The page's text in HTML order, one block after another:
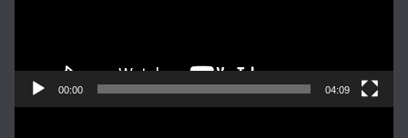
00:00 04:09